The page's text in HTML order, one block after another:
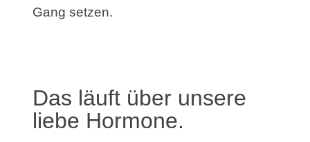
Gang setzen.
Das läuft über unsere
liebe Hormone.